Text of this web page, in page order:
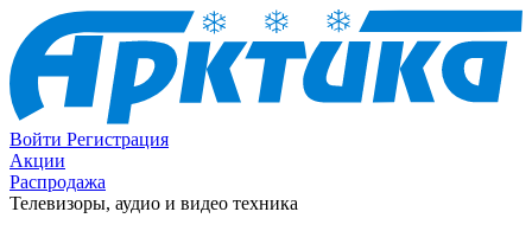
Войти Регистрация
Акции
Распродажа
Телевизоры, аудио и видео техника